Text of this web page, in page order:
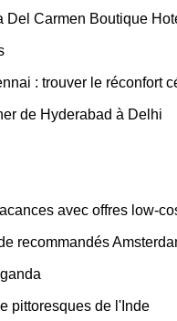
Del Carmen Boutique
: trouver le réconfort
de Hyderabad à Delhi
avec offres low-
recommandés
pittoresques de l'Inde